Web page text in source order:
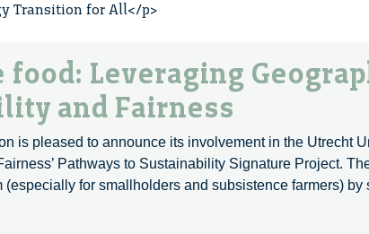
Transition for All</p>
food: Leveraging
and Fairness
is pleased to announce its involvement in the Utrecht
Pathways to Sustainability Signature Project.
(especially for smallholders and subsistence farmers)